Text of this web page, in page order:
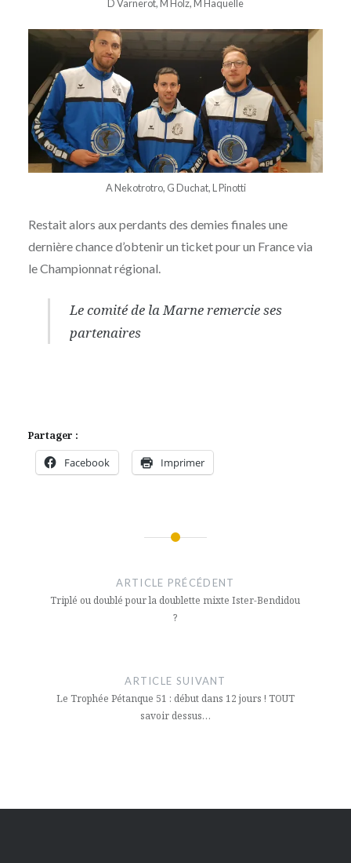
D Varnerot, M Holz, M Haquelle
A Nekotrotro, G Duchat, L Pinotti
Restait alors aux perdants des demies finales une
dernière chance d’obtenir un ticket pour un France via
le Championnat régional.
Le comité de la Marne remercie ses
partenaires
Partager :
Facebook Imprimer
l’article
ARTICLE PRÉCÉDENT
Triplé ou doublé pour la doublette mixte Ister-Bendidou
?
ARTICLE SUIVANT
Le Trophée Pétanque 51 : début dans 12 jours ! TOUT
savoir dessus…